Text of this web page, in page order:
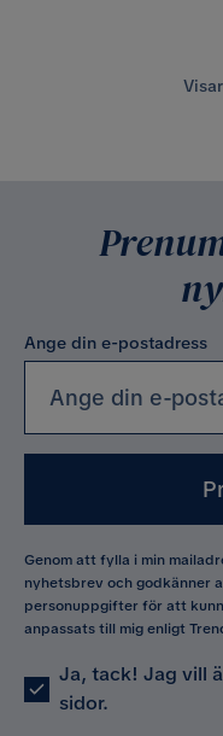
Visar
Ange din e-postadress
Genom att fylla i min
nyhetsbrev och godkänner
personuppgifter för att
anpassats till mig enligt
Ja, tack! Jag vill
sidor.